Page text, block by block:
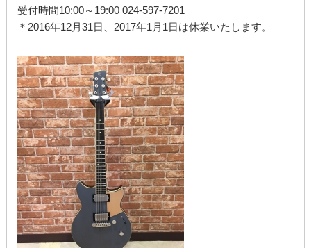
受付時間10:00～19:00 024-597-7201
＊2016年12月31日、2017年1月1日は休業いたします。